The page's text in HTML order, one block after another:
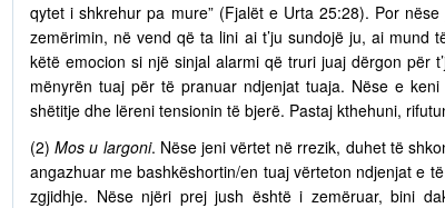
qytet i shkrehur pa mure” (Fjalët e Urta 25:28). Por
zemërimin, në vend që ta lini ai t’ju sundojë ju, ai mund
këtë emocion si një sinjal alarmi që truri juaj dërgon për
mënyrën tuaj për të pranuar ndjenjat tuaja. Nëse e
shëtitje dhe lëreni tensionin të bjerë. Pastaj kthehuni,
(2)Mos u largoni. Nëse jeni vërtet në rrezik, duhet të
angazhuar me bashkëshortin/en tuaj vërteton ndjenjat e
zgjidhje. Nëse njëri prej jush është i zemëruar, bini